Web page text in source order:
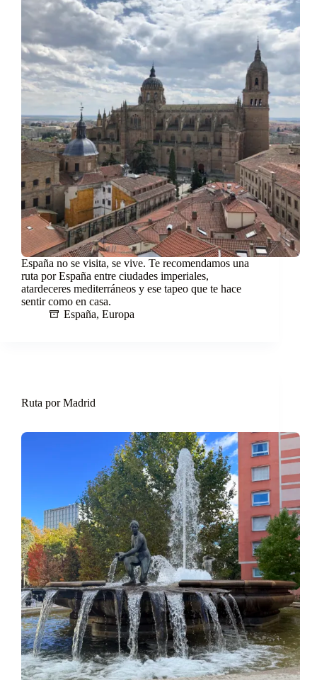
España no se visita, se vive. Te recomendamos una
ruta por España entre ciudades imperiales,
atardeceres mediterráneos y ese tapeo que te hace
sentir como en casa.
España, Europa
Ruta por Madrid